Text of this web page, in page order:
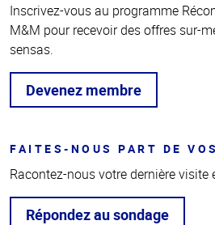
Inscrivez-vous au programme
M&M pour recevoir des offres sur-
sensas.
Devenez membre
FAITES-NOUS PART DE
Racontez-nous votre dernière visite
Répondez au sondage